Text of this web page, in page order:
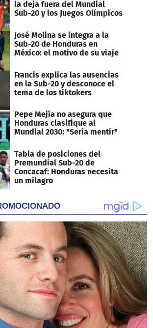
la deja fuera del Mundial
Sub-20 y los Juegos Olímpicos
José Molina se integra a la
Sub-20 de Honduras en
México: el motivo de su viaje
Francis explica las ausencias
en la Sub-20 y desconoce el
tema de los tiktokers
Pepe Mejía no asegura que
Honduras clasifique al
Mundial 2030: "Sería mentir"
Tabla de posiciones del
Premundial Sub-20 de
Concacaf: Honduras necesita
un milagro